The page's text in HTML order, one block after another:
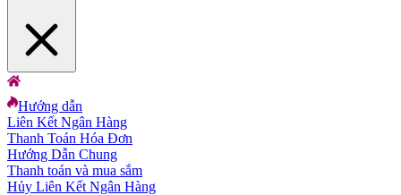
Hướng dẫn
Liên Kết Ngân Hàng
Thanh Toán Hóa Đơn
Hướng Dẫn Chung
Thanh toán và mua sắm
Hủy Liên Kết Ngân Hàng